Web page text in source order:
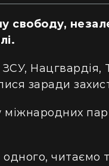
свободу,
заради
читаємо